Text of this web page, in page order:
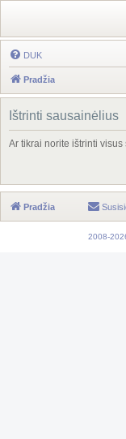
DUK
Pradžia
Ištrinti sausainėlius
Ar tikrai norite ištrinti
Pradžia
2008-